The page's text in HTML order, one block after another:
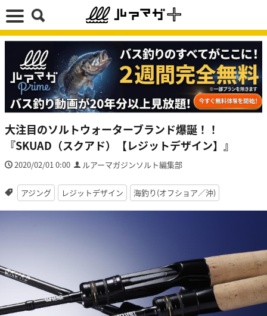
大注目のソルトウォーターブランド爆誕！！
『SKUAD（スクアド）【レジットデザイン】』
2020/02/01 0:00 ルアーマガジンソルト編集部
アジング レジットデザイン 海釣り(オフショア／沖)